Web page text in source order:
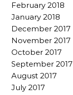
February 2018
January 2018
December 2017
November 2017
October 2017
September 2017
August 2017
July 2017